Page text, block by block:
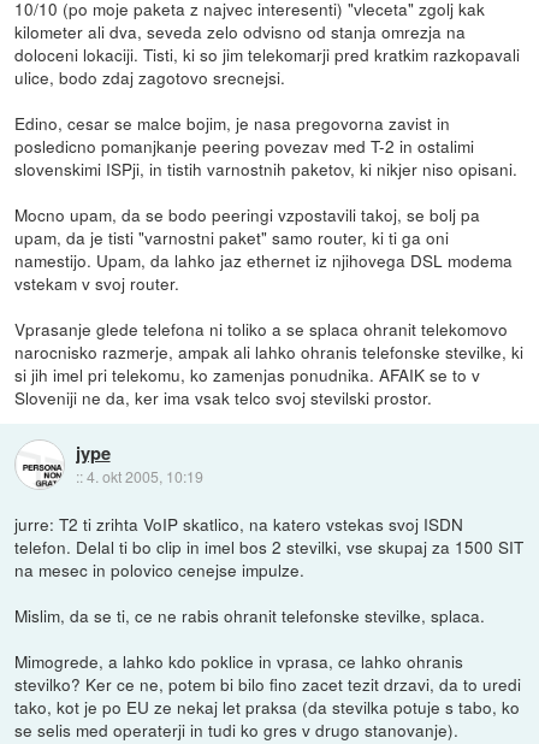
10/10 (po moje paketa z najvec interesenti) "vleceta" zgolj kak
kilometer ali dva, seveda zelo odvisno od stanja omrezja na
doloceni lokaciji. Tisti, ki so jim telekomarji pred kratkim razkopavali
ulice, bodo zdaj zagotovo srecnejsi.
Edino, cesar se malce bojim, je nasa pregovorna zavist in
posledicno pomanjkanje peering povezav med T-2 in ostalimi
slovenskimi ISPji, in tistih varnostnih paketov, ki nikjer niso opisani.
Mocno upam, da se bodo peeringi vzpostavili takoj, se bolj pa
upam, da je tisti "varnostni paket" samo router, ki ti ga oni
namestijo. Upam, da lahko jaz ethernet iz njihovega DSL modema
vstekam v svoj router.
Vprasanje glede telefona ni toliko a se splaca ohranit telekomovo
narocnisko razmerje, ampak ali lahko ohranis telefonske stevilke, ki
si jih imel pri telekomu, ko zamenjas ponudnika. AFAIK se to v
Sloveniji ne da, ker ima vsak telco svoj stevilski prostor.
jype
::4. okt 2005, 10:19
jurre: T2 ti zrihta VoIP skatlico, na katero vstekas svoj ISDN
telefon. Delal ti bo clip in imel bos 2 stevilki, vse skupaj za 1500 SIT
na mesec in polovico cenejse impulze.
Mislim, da se ti, ce ne rabis ohranit telefonske stevilke, splaca.
Mimogrede, a lahko kdo poklice in vprasa, ce lahko ohranis
stevilko? Ker ce ne, potem bi bilo fino zacet tezit drzavi, da to uredi
tako, kot je po EU ze nekaj let praksa (da stevilka potuje s tabo, ko
se selis med operaterji in tudi ko gres v drugo stanovanje).